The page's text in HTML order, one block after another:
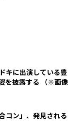
キに出演している豊
を披露する （※画像
コン」、発見される